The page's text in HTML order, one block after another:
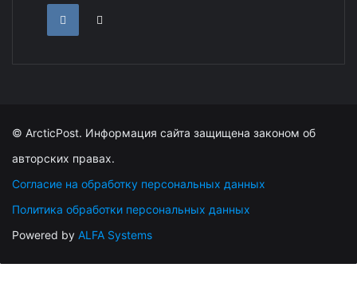
© ArcticPost. Информация сайта защищена законом об
авторских правах.
Согласие на обработку персональных данных
Политика обработки персональных данных
Powered by ALFA Systems